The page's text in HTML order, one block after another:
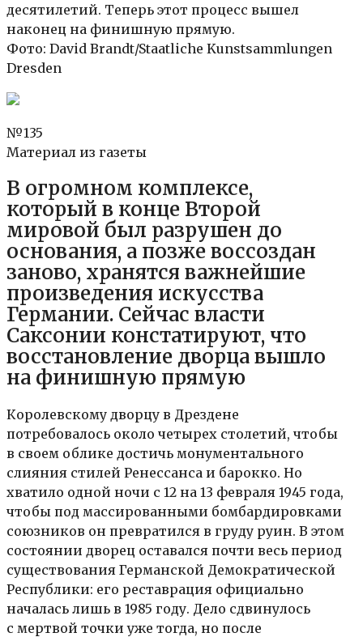
десятилетий. Теперь этот процесс вышел
наконец на финишную прямую.
Фото: David Brandt/Staatliche Kunstsammlungen
Dresden
№135
Материал из газеты
В огромном комплексе,
который в конце Второй
мировой был разрушен до
основания, а позже воссоздан
заново, хранятся важнейшие
произведения искусства
Германии. Сейчас власти
Саксонии констатируют, что
восстановление дворца вышло
на финишную прямую
Королевскому дворцу в Дрездене
потребовалось около четырех столетий, чтобы
в своем облике достичь монументального
слияния стилей Ренессанса и барокко. Но
хватило одной ночи с 12 на 13 февраля 1945 года,
чтобы под массированными бомбардировками
союзников он превратился в груду руин. В этом
состоянии дворец оставался почти весь период
существования Германской Демократической
Республики: его реставрация официально
началась лишь в 1985 году. Дело сдвинулось
с мертвой точки уже тогда, но после